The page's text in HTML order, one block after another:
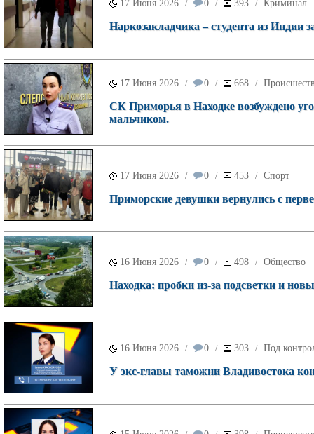
17 Июня 2026 / 0 / 393 / Криминал
Наркозакладчика – студента из Индии
17 Июня 2026 / 0 / 668 /
СК Приморья в Находке возбуждено
мальчиком.
17 Июня 2026 / 0 / 453 / Спорт
Приморские девушки вернулись с
16 Июня 2026 / 0 / 498 / Общество
Находка: пробки из-за подсветки и
16 Июня 2026 / 0 / 303 / Под
У экс-главы таможни Владивостока